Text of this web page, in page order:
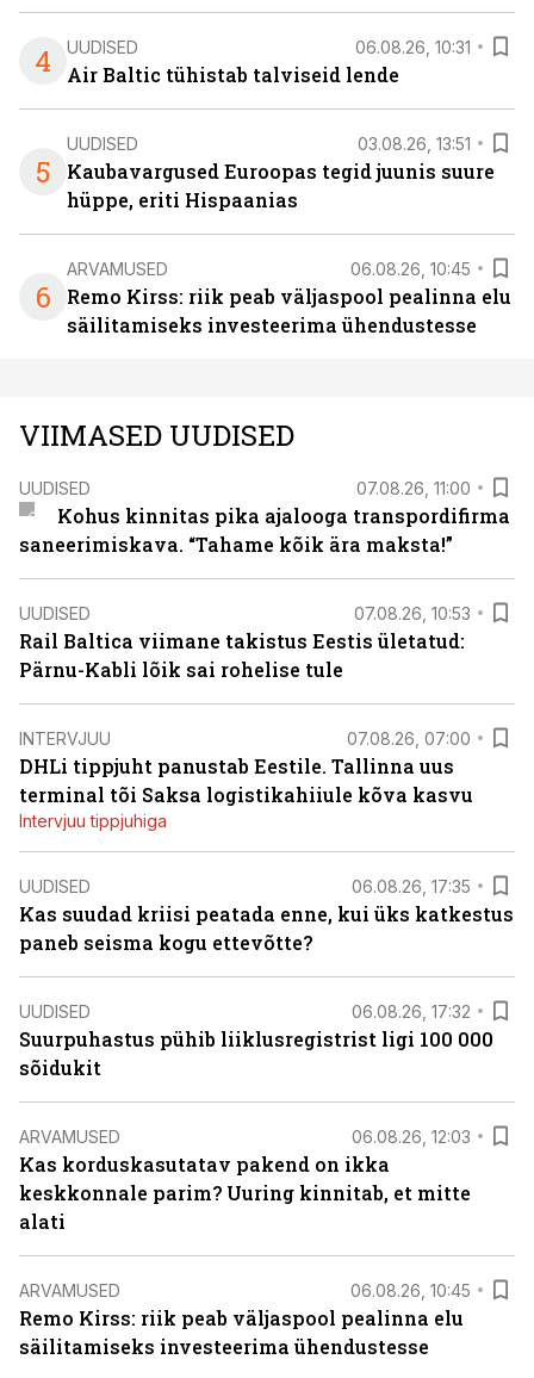
4 UUDISED 06.08.26, 10:31
Air Baltic tühistab talviseid lende
5
UUDISED 03.08.26, 13:51
Kaubavargused Euroopas tegid juunis suure
hüppe, eriti Hispaanias
6
ARVAMUSED 06.08.26, 10:45
Remo Kirss: riik peab väljaspool pealinna elu
säilitamiseks investeerima ühendustesse
VIIMASED UUDISED
UUDISED 07.08.26, 11:00
Kohus kinnitas pika ajalooga transpordifirma
saneerimiskava. “Tahame kõik ära maksta!”
UUDISED 07.08.26, 10:53
Rail Baltica viimane takistus Eestis ületatud:
Pärnu-Kabli lõik sai rohelise tule
INTERVJUU 07.08.26, 07:00
DHLi tippjuht panustab Eestile. Tallinna uus
terminal tõi Saksa logistikahiiule kõva kasvu
Intervjuu tippjuhiga
UUDISED 06.08.26, 17:35
Kas suudad kriisi peatada enne, kui üks katkestus
paneb seisma kogu ettevõtte?
UUDISED 06.08.26, 17:32
Suurpuhastus pühib liiklusregistrist ligi 100 000
sõidukit
ARVAMUSED 06.08.26, 12:03
Kas korduskasutatav pakend on ikka
keskkonnale parim? Uuring kinnitab, et mitte
alati
ARVAMUSED 06.08.26, 10:45
Remo Kirss: riik peab väljaspool pealinna elu
säilitamiseks investeerima ühendustesse